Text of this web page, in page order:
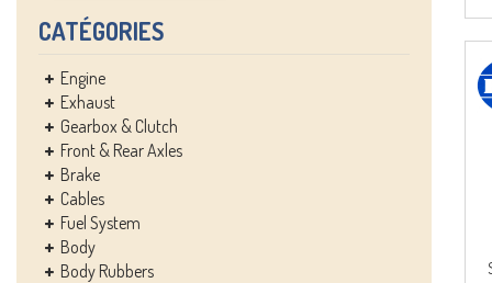
CATÉGORIES
Engine
Exhaust
Gearbox & Clutch
Front & Rear Axles
Brake
Cables
Fuel System
Body
Body Rubbers